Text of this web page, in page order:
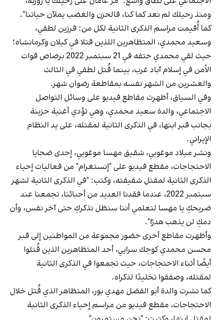
ومنذ رحيلك لم نعد كما كنا، فالحزن والغضب يملآن حياتنا".
كما أُقيمت مراسم الذكرى الثانية لكل من: فرزين لطفي،
وسعيد محمدي، المتظاهرين اللذين قتلا في كيلان وكرمانشاه؛
حيث لقي محمدي حتفه في 21 سبتمبر 2022 برصاص قوات
الأمن في إسلام‌ آباد غرب، بينما قُتل لطفي في الثالث
والعشرين من الشهر نفسه بمقاطعة رضوان شهر.
وفي السياق، أظهرت مقاطع فيديو على وسائل التواصل
الاجتماعي، والدة سعيد محمدي، وهي تؤدي أغنية حزينة
بجانب قبر ابنها، في الذكرى الثانية لمقتله، على يد النظام
الإيراني.
ونشر ميلاد موغويي، شقيق مهسا موغويي، إحدى ضحايا
الاحتجاجات، مقطع فيديو على "إنستغرام" من فعاليات إحياء
الذكرى الثانية لمقتل شقيقته، وكتب: "في الذكرى الثانية لشهر
سبتمبر 2022، عندما فقدنا العديد من أحبائنا، تجمعنا عند
ضريحكِ يا مهسا لتعلمي أننا سنظل نذكركِ حتى آخر نفس، وأن
دمكِ لن يذهب هدرًا".
وأظهرت مقاطع أخرى حضور مجموعة من المواطنين إلى قبر
محسن محمدي كوجك ‌سرايي، أحد المتظاهرين الذين قُتلوا
أيضًا أثناء الاحتجاجات، حيث تجمعوا في الذكرى الثانية
لمقتله، وصفقوا تخليدًا لذكراه.
كما نشرت والدة أبو الفضل مهدي بور، المتظاهر الذي قُتل خلال
الاحتجاجات، مقطع فيديو من مراسم إحياء الذكرى الثانية